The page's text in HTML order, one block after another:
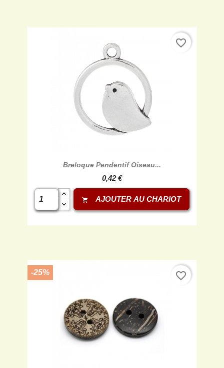
Breloque Pendentif Oiseau...
0,42 €
shopping_cart AJOUTER AU CHARIOT
favorite_border
-25% favorite_border